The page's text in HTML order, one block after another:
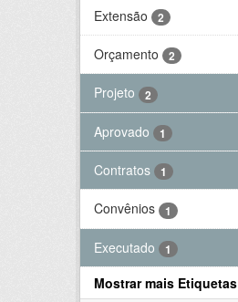
Extensão 2
Orçamento 2
Projeto 2
Aprovado 1
Contratos 1
Convênios 1
Executado 1
Mostrar mais Etiquetas